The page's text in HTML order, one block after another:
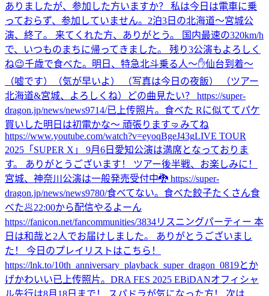
ありましたが、参加した方いますか？ 私は今日は電車に乗
っておらず、参加していません。 2泊3日の北海道〜宮城公
演、終了。 来てくれた方、ありがとう。 国内最速の320km/h
で、いつものまちに帰ってきました。 残り3公演もよろしく
ね😉千歳で食べた。 明日、特急北斗乗る人〜✋仙台到着〜
（嘘です）（気が早いよ） （写真は今日の夜飯） （ツアー
北海道&宮城、よろしくね）
どの曲見たい？ https://super-
dragon.jp/news/news9714/已上传照片。 食べた Rに似ててパケ
買いした明日は初電かな〜 頑張ります🤜 みてね
https://www.youtube.com/watch?v=eyoqBgeJ43gLIVE TOUR
2025「SUPER X」 9月6日愛知公演は満席となっておりま
す。 ありがとうございます！ ツアー後半戦、お楽しみに！
宮城、神奈川公演は一般発売受付中🐉 https://super-
dragon.jp/news/news9780/食べてない。 食べた餃子たくさん食
べた🥟22:00から配信やるよーん
https://fanicon.net/fancommunities/3834リスニングパーティー 本
日は和哉と2人でお届けしました。 ありがとうございまし
た！ 今日のプレイリストはこちら！
https://lnk.to/10th_anniversary_playback_super_dragon_0819とか
げかわいい已上传照片。 DRA FES 2025 EBiDANオフィシャ
ル先行は8月18日まで！ スパドラが気になった方！ 次は